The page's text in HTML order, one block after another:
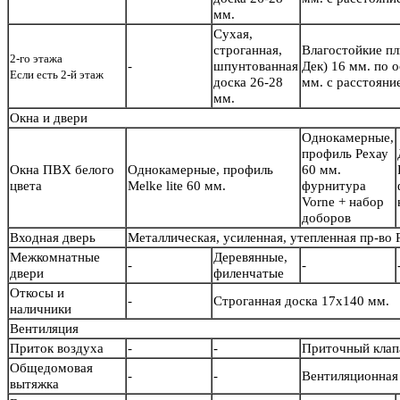
мм.
2-го этажа
Если есть 2-й этаж
-
Сухая,
строганная,
шпунтованная
доска 26-28
мм.
Влагостойкие
Дек) 16 мм. по
мм. с
Окна и двери
Окна ПВХ белого
цвета
Однокамерные, профиль
Melke lite 60 мм.
Однокамерные,
профиль Рехау
60 мм.
фурнитура
Vorne + набор
доборов
Входная дверь
Металлическая, усиленная, утепленная пр-во
Межкомнатные
двери
-
Деревянные,
филенчатые
-
Откосы и
наличники
-
Строганная доска 17х140 мм.
Вентиляция
Приток воздуха
- -
Приточный
Общедомовая
вытяжка
- -